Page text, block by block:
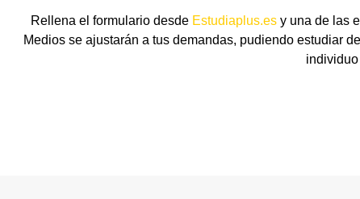
Rellena el formulario desde Estudiaplus.esy una de las
Medios se ajustarán a tus demandas, pudiendo estudiar